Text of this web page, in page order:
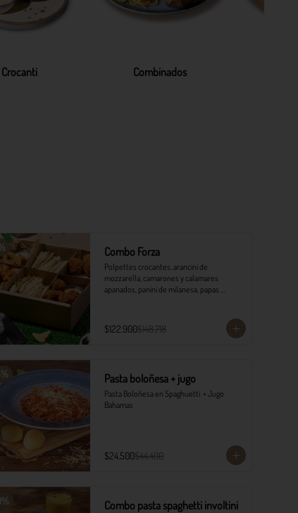
Crocanti Combinados
Combo Forza
Polpettes crocantes, arancini de
mozzarella, camarones y calamares
apanados, panini de milanesa, papas
$122.900$148.718
% Pasta boloñesa + jugo
Pasta Boloñesa en Spaghuetti  + Jugo
Bahamas
$24.500$44.400
%
Combo pasta spaghetti involtini